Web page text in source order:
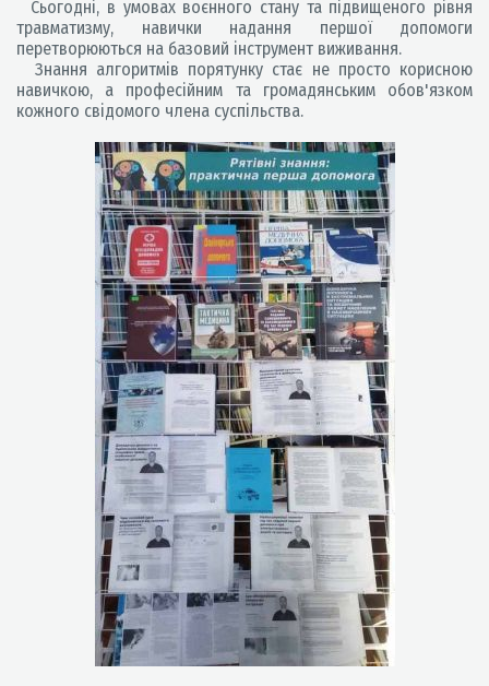
Сьогодні, в умовах воєнного стану та підвищеного рівня
травматизму, навички надання першої допомоги
перетворюються на базовий інструмент виживання.
Знання алгоритмів порятунку стає не просто корисною
навичкою, а професійним та громадянським обов'язком
кожного свідомого члена суспільства.